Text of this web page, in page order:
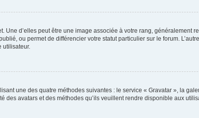
d’elles peut être une image associée à votre rang, généralement
ou permet de différencier votre statut particulier sur le forum.
utilisateur.
une des quatre méthodes suivantes : le service « Gravatar », la
avatars et des méthodes qu’ils veuillent rendre disponible aux